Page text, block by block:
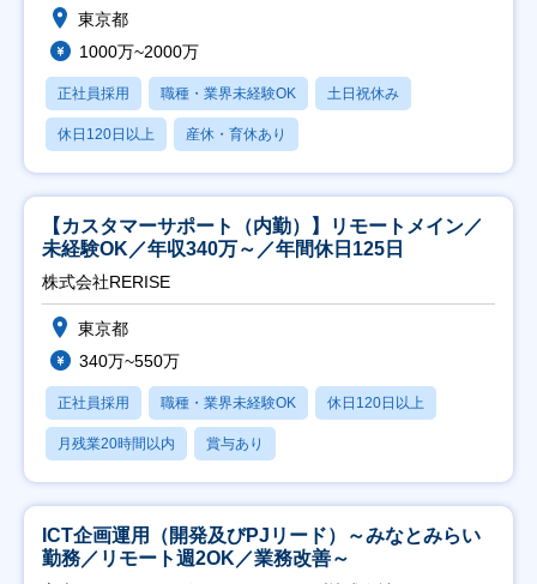
東京都
1000万~2000万
正社員採用 職種・業界未経験OK 土日祝休み
休日120日以上 産休・育休あり
【カスタマーサポート（内勤）】リモートメイン／
未経験OK／年収340万～／年間休日125日
株式会社RERISE
東京都
340万~550万
正社員採用 職種・業界未経験OK 休日120日以上
月残業20時間以内 賞与あり
ICT企画運用（開発及びPJリード）～みなとみらい
勤務／リモート週2OK／業務改善～